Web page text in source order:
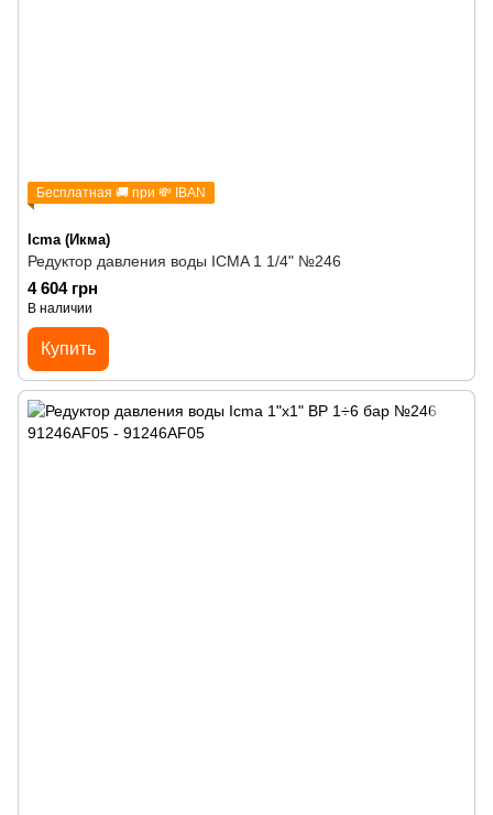
Бесплатная 🚚 при 💸 IBAN
Icma (Икма)
Редуктор давления воды ICMA 1 1/4" №246
4 604 грн
В наличии
Купить